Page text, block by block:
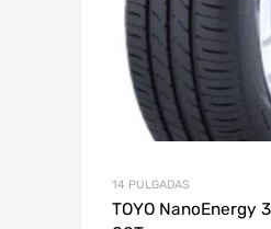
14 PULGADAS
TOYO NanoEnergy